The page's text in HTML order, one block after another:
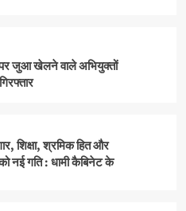
जुआ खेलने वाले अभियुक्तों
शिक्षा, श्रमिक हित और
नई गति : धामी कैबिनेट के